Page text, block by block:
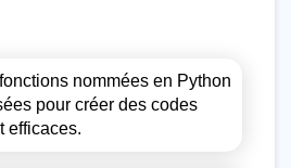
nommées en Python
pour créer des codes
efficaces.